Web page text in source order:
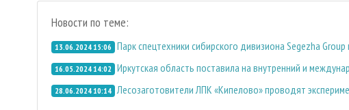
Новости по теме:
13.06.2024 15:06 Парк спецтехники сибирского дивизиона Segezha
16.05.2024 14:02 Иркутская область поставила на внутренний и
28.06.2024 10:14 Лесозаготовители ЛПК «Кипелово» проводят